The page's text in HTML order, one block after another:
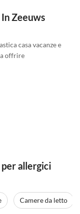
Zeeuws
casa vacanze e
offrire
allergici
Camere da letto
Annuncio in
Alto